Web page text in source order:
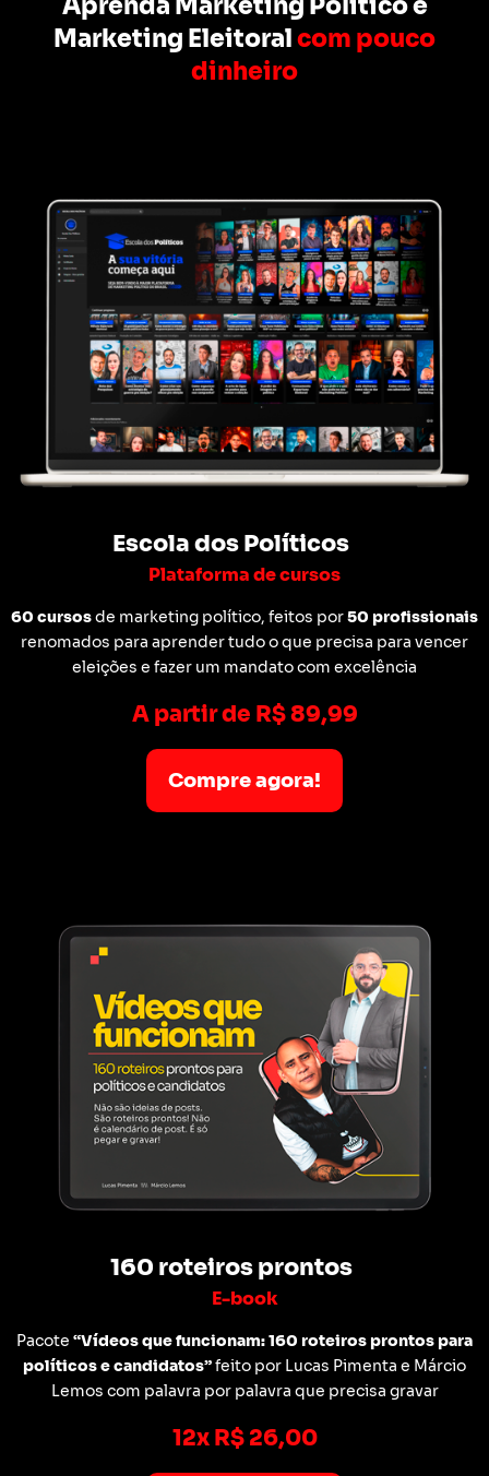
Aprenda Marketing Político e
Marketing Eleitoralcom pouco
dinheiro
Escola dos Políticos
Plataforma de cursos
60 cursosde marketing político, feitos por50 profissionais
renomados para aprender tudo o que precisa para vencer
eleições e fazer um mandato com excelência
A partir de R$ 89,99
Compre agora!
160 roteiros prontos
E-book
Pacote “Vídeos que funcionam: 160 roteiros prontos para
políticos e candidatos”feito por Lucas Pimenta e Márcio
Lemos com palavra por palavra que precisa gravar
12x R$ 26,00